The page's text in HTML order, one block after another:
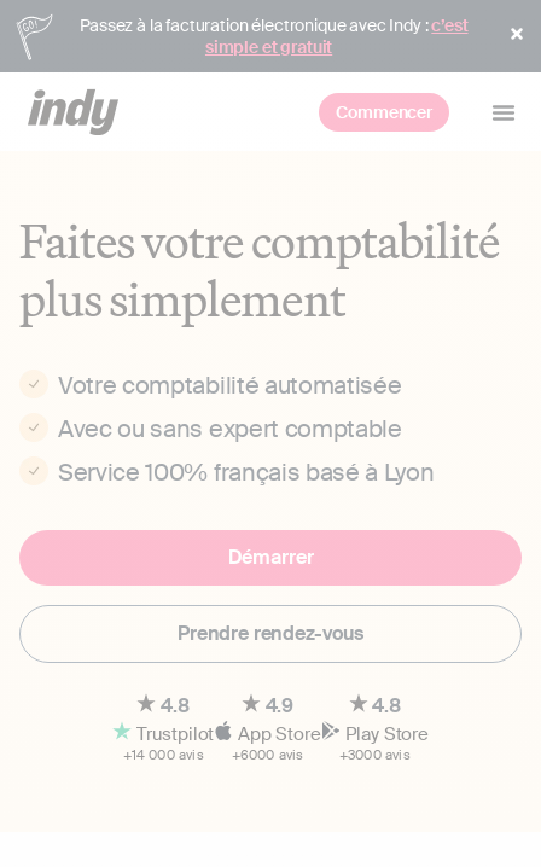
Passez à la facturation électronique avec Indy :c’est
simple et gratuit
Commencer
Faites votre comptabilité
plus simplement
Votre comptabilité automatisée
Avec ou sans expert comptable
Service 100% français basé à Lyon
Démarrer
Prendre rendez-vous
4.8
Trustpilot
+14 000 avis
4.9
App Store
+6000 avis
4.8
Play Store
+3000 avis